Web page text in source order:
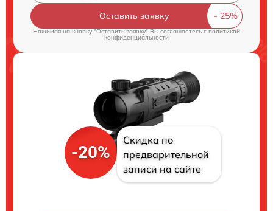
Оставить заявку
Нажимая на кнопку "Оставить заявку" Вы соглашаетесь cполитикой
конфиденциальности
-20%
Скидка по
предварительной
записи на сайте